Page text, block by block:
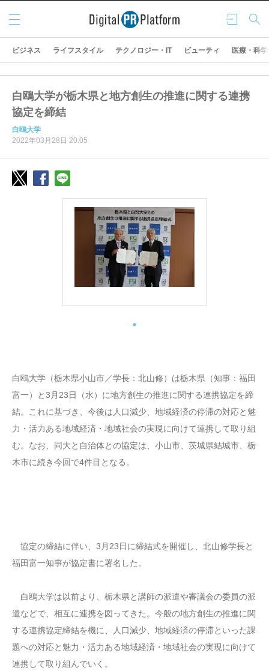
ログ
イン
検索
メニ
ュー
ビジネス ライフスタイル テクノロジー・IT ビューティ 医療・科学
白鴎大学が栃木県と地方創生の推進に関する連携
協定を締結
白鴎大学
2022年03月28日 20:05
白鴎大学（栃木県小山市／学長：北山修）は栃木県（知事：福田
富一）と3月23日（水）に地方創生の推進に関する連携協定を締
結。これに基づき、今後は人口減少、地域経済の停滞の対応と魅
力・活力ある地域経済・地域社会の実現に向けて連携して取り組
む。なお、同大と自治体との協定は、小山市、茨城県結城市、栃
木市に続き今回で4件目となる。
協定の締結に伴い、3月23日に締結式を開催し、北山修学長と
福田富一知事が協定書に署名した。
白鴎大学は以前より、栃木県と講師の派遣や審議会の委員の派
遣などで、相互に連携を図ってきた。今般の地方創生の推進に関
する連携協定締結を機に、人口減少、地域経済の停滞といった課
題への対応と魅力・活力ある地域経済・地域社会の実現に向けて
連携して取り組んでいく。